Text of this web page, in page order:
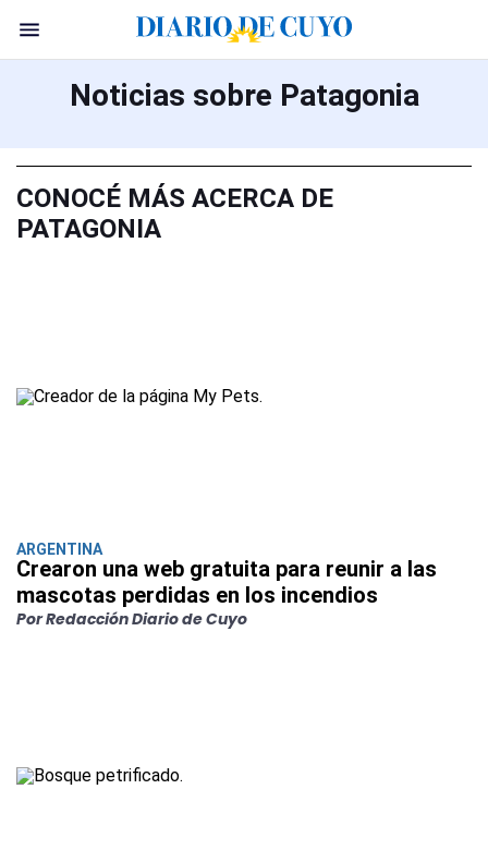
Noticias sobre Patagonia
CONOCÉ MÁS ACERCA DE
PATAGONIA
ARGENTINA
Crearon una web gratuita para reunir a las
mascotas perdidas en los incendios
Por Redacción Diario de Cuyo